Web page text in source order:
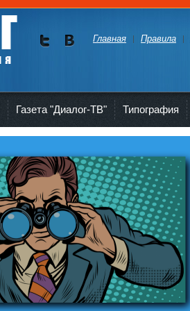
Главная Правила
Газета "Диалог-ТВ" Типография